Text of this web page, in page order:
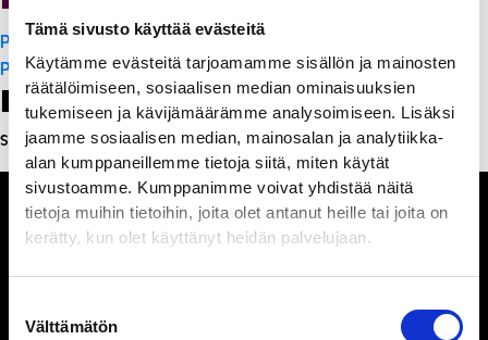
Tämä sivusto käyttää evästeitä
Käytämme evästeitä tarjoamamme sisällön ja mainosten
räätälöimiseen, sosiaalisen median ominaisuuksien
tukemiseen ja kävijämäärämme analysoimiseen. Lisäksi
jaamme sosiaalisen median, mainosalan ja analytiikka-
alan kumppaneillemme tietoja siitä, miten käytät
sivustoamme. Kumppanimme voivat yhdistää näitä
tietoja muihin tietoihin, joita olet antanut heille tai joita on
kerätty, kun olet käyttänyt heidän palvelujaan.
valinta
Välttämätön
Artikkelien
selaus
PanchoVilla
PanchoVilla
Leave a Reply
Sinun täytyykirjautua sisäänkommentoidaksesi.
ihmeteltävää